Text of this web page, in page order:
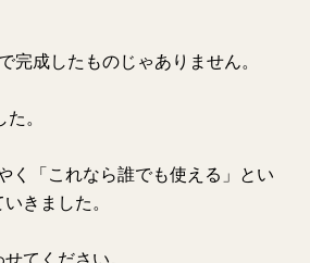
完成したものじゃありません。
。
く「これなら誰でも使える」とい
きました。
てください。